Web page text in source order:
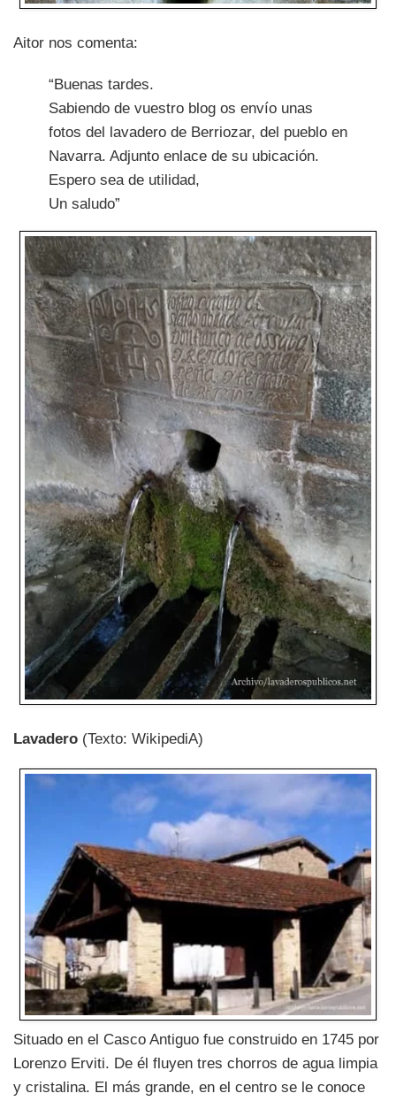
Aitor nos comenta:
“Buenas tardes.
Sabiendo de vuestro blog os envío unas
fotos del lavadero de Berriozar, del pueblo en
Navarra. Adjunto enlace de su ubicación.
Espero sea de utilidad,
Un saludo”
Lavadero (Texto: WikipediA)
Situado en el Casco Antiguo fue construido en 1745 por
Lorenzo Erviti. De él fluyen tres chorros de agua limpia
y cristalina. El más grande, en el centro se le conoce